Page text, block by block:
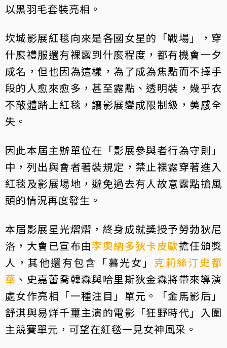
以黑羽毛套裝亮相。
坎城影展紅毯向來是各國女星的「戰場」，穿
什麼禮服還有裸露到什麼程度，都有機會一夕
成名，但也因為這樣，為了成為焦點而不擇手
段的人愈來愈多，甚至露點、透明裝，幾乎衣
不蔽體踏上紅毯，讓影展變成限制級，美感全
失。
因此本屆主辦單位在「影展參與者行為守則」
中，列出與會者著裝規定，禁止裸露穿著進入
紅毯及影展場地，避免過去有人故意露點搶風
頭的情況再度發生。
本屆影展星光熠熠，終身成就獎授予勞勃狄尼
洛，大會已宣布由李奧納多狄卡皮歐擔任頒獎
人，其他還有包含「暮光女」 克莉絲汀史都
華 、史嘉蕾喬韓森與哈里斯狄金森將帶來導演
處女作亮相「一種注目」單元。「金馬影后」
舒淇與易烊千璽主演的電影「狂野時代」入圍
主競賽單元，可望在紅毯一見女神風采。